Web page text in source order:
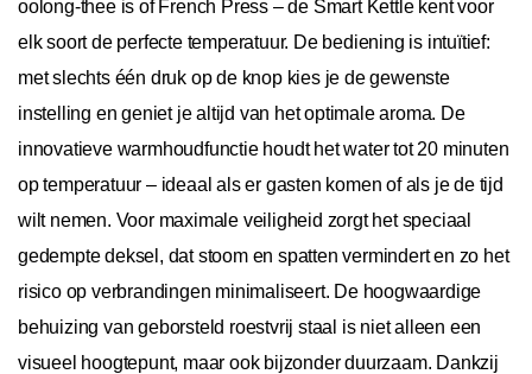
oolong-thee is of French Press – de Smart Kettle kent voor
elk soort de perfecte temperatuur. De bediening is intuïtief:
met slechts één druk op de knop kies je de gewenste
instelling en geniet je altijd van het optimale aroma. De
innovatieve warmhoudfunctie houdt het water tot 20 minuten
op temperatuur – ideaal als er gasten komen of als je de tijd
wilt nemen. Voor maximale veiligheid zorgt het speciaal
gedempte deksel, dat stoom en spatten vermindert en zo het
risico op verbrandingen minimaliseert. De hoogwaardige
behuizing van geborsteld roestvrij staal is niet alleen een
visueel hoogtepunt, maar ook bijzonder duurzaam. Dankzij